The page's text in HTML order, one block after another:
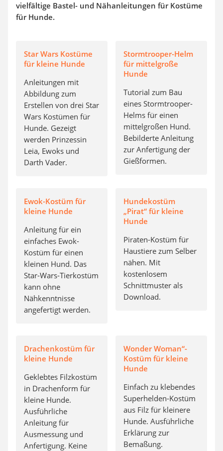
vielfältige Bastel- und Nähanleitungen für Kostüme
für Hunde.
Star Wars Kostüme
für kleine Hunde
Anleitungen mit
Abbildung zum
Erstellen von drei Star
Wars Kostümen für
Hunde. Gezeigt
werden Prinzessin
Leia, Ewoks und
Darth Vader.
Stormtrooper-Helm
für mittelgroße
Hunde
Tutorial zum Bau
eines Stormtrooper-
Helms für einen
mittelgroßen Hund.
Bebilderte Anleitung
zur Anfertigung der
Gießformen.
Ewok-Kostüm für
kleine Hunde
Anleitung für ein
einfaches Ewok-
Kostüm für einen
kleinen Hund. Das
Star-Wars-Tierkostüm
kann ohne
Nähkenntnisse
angefertigt werden.
Hundekostüm
„Pirat“ für kleine
Hunde
Piraten-Kostüm für
Haustiere zum Selber
nähen. Mit
kostenlosem
Schnittmuster als
Download.
Drachenkostüm für
kleine Hunde
Geklebtes Filzkostüm
in Drachenform für
kleine Hunde.
Ausführliche
Anleitung für
Ausmessung und
Anfertigung. Keine
Wonder Woman“-
Kostüm für kleine
Hunde
Einfach zu klebendes
Superhelden-Kostüm
aus Filz für kleinere
Hunde. Ausführliche
Erklärung zur
Bemaßung.